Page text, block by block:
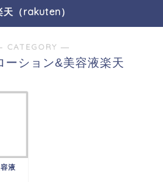
天（rakuten）
CATEGORY ―
ーション&美容液楽天
液